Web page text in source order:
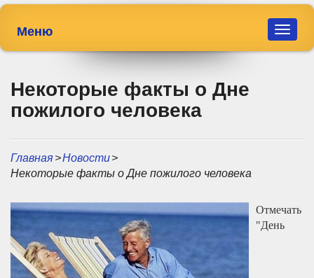
Toggle
Меню
Некоторые факты о Дне
пожилого человека
Главная>Новости>
Некоторые факты о Дне пожилого человека
Отмечать
"День